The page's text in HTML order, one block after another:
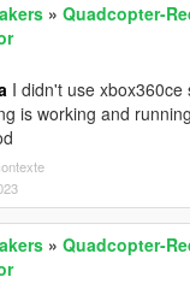
» Quadcopter-
I didn't use
is working and
» Quadcopter-